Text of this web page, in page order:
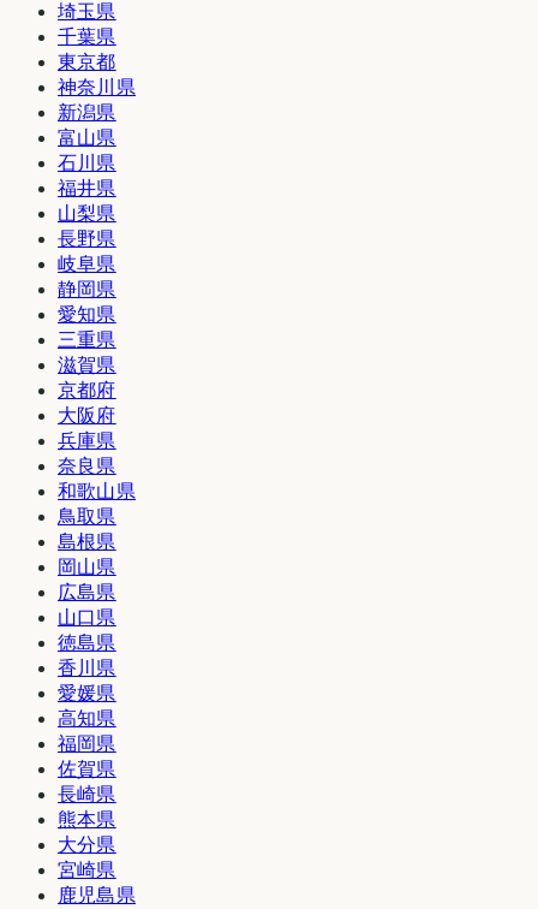
埼玉県
千葉県
東京都
神奈川県
新潟県
富山県
石川県
福井県
山梨県
長野県
岐阜県
静岡県
愛知県
三重県
滋賀県
京都府
大阪府
兵庫県
奈良県
和歌山県
鳥取県
島根県
岡山県
広島県
山口県
徳島県
香川県
愛媛県
高知県
福岡県
佐賀県
長崎県
熊本県
大分県
宮崎県
鹿児島県